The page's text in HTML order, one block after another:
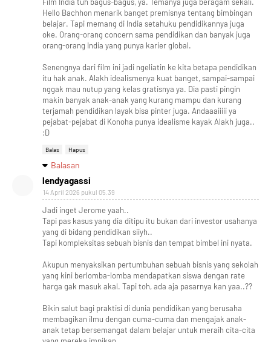
Film India tuh bagus-bagus, ya. Temanya juga beragam sekali.
Hello Bachhon menarik banget premisnya tentang bimbingan
belajar. Tapi memang di India setahuku pendidikannya juga
oke. Orang-orang concern sama pendidikan dan banyak juga
orang-orang India yang punya karier global.
Senengnya dari film ini jadi ngeliatin ke kita betapa pendidikan
itu hak anak. Alakh idealismenya kuat banget, sampai-sampai
nggak mau nutup yang kelas gratisnya ya. Dia pasti pingin
makin banyak anak-anak yang kurang mampu dan kurang
terjamah pendidikan layak bisa pinter juga. Andaaaiiiii ya
pejabat-pejabat di Konoha punya idealisme kayak Alakh juga..
:D
Balas Hapus
Balasan
lendyagassi
14 April 2026 pukul 05.39
Jadi inget Jerome yaah..
Tapi pas kasus yang dia ditipu itu bukan dari investor usahanya
yang di bidang pendidikan siiyh..
Tapi kompleksitas sebuah bisnis dan tempat bimbel ini nyata.
Akupun menyaksikan pertumbuhan sebuah bisnis yang sekolah
yang kini berlomba-lomba mendapatkan siswa dengan rate
harga gak masuk akal. Tapi toh, ada aja pasarnya kan yaa..??
Bikin salut bagi praktisi di dunia pendidikan yang berusaha
membagikan ilmu dengan cuma-cuma dan mengajak anak-
anak tetap bersemangat dalam belajar untuk meraih cita-cita